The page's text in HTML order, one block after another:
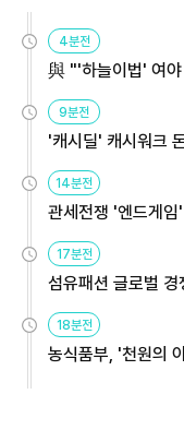
4분전
與 "'하늘이법' 여
9분전
'캐시딜' 캐시워크
14분전
관세전쟁 '엔드게
용해야
17분전
섬유패션 글로벌
원
18분전
농식품부, '천원의